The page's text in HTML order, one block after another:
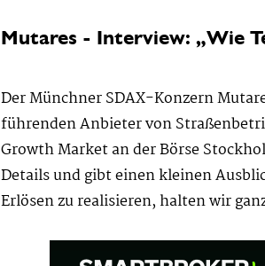
Mutares - Interview: „Wie
Der Münchner SDAX-Konzern
führenden Anbieter von
Growth Market an der Börse
Details und gibt einen kleinen
Erlösen zu realisieren, halten wir